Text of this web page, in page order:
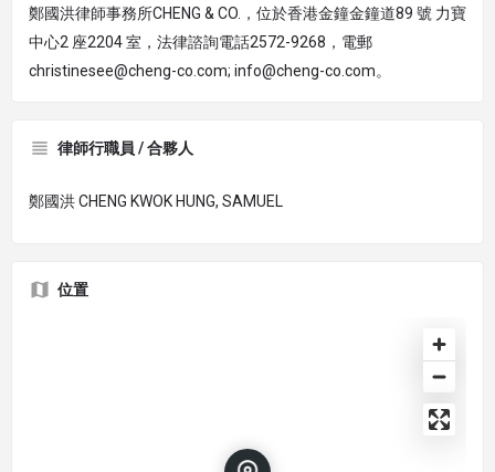
鄭國洪律師事務所CHENG & CO.，位於香港金鐘金鐘道89 號 力寶
中心2 座2204 室，法律諮詢電話2572-9268，電郵
christinesee@cheng-co.com; info@cheng-co.com。
律師行職員 / 合夥人
鄭國洪 CHENG KWOK HUNG, SAMUEL
位置